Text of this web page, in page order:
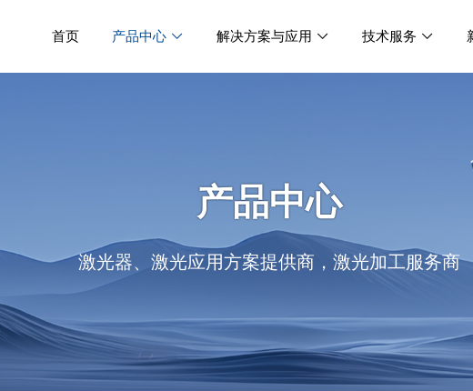
首页 产品中心  解决方案与应用  技术服务 
产品中心
激光器、激光应用方案提供商，激光加工服务商